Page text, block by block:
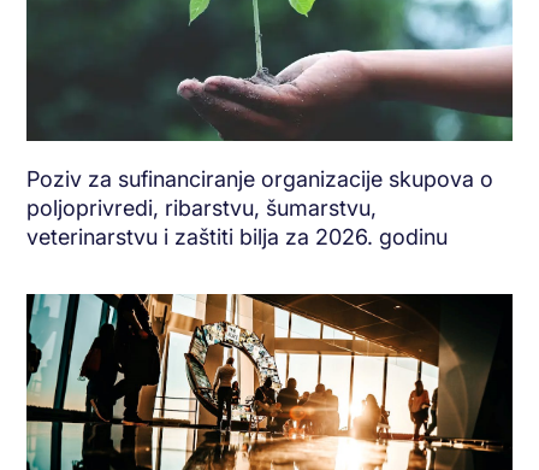
Poziv za sufinanciranje organizacije skupova o
poljoprivredi, ribarstvu, šumarstvu,
veterinarstvu i zaštiti bilja za 2026. godinu